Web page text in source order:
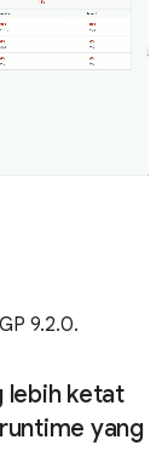
9.2.0.
lebih ketat
yang